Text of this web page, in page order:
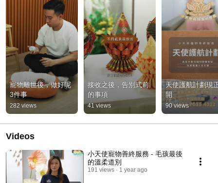
寵物離世後，做好呢
3件事
282 views
接收之後，告別式前
的事項
41 views
天使護航計劃現
開
90 views
Videos
小天使寵物善終服務 - 毛孩最後
的溫柔道別
191 views 1 year ago